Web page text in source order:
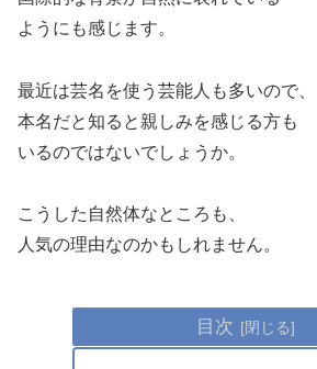
ようにも感じます。
最近は芸名を使う芸能人も多いので、
本名だと知ると親しみを感じる方も
いるのではないでしょうか。
こうした自然体なところも、
人気の理由なのかもしれません。
目次